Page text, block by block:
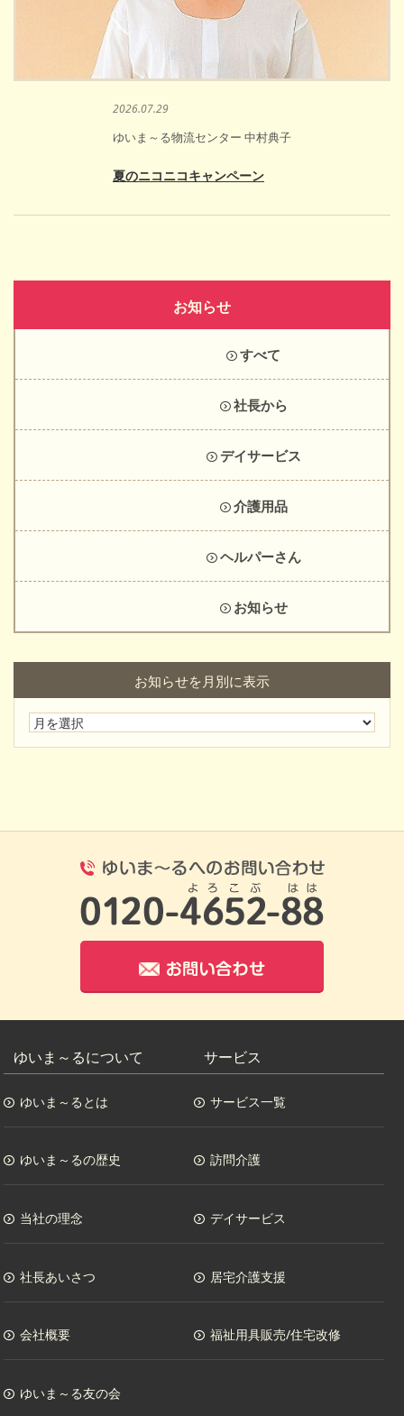
お知らせ
すべて
社長から
デイサービス
介護用品
ヘルパーさん
お知らせ
お知らせを月別に表示
2026.07.29
ゆいま～る物流センター 中村典子
夏のニコニコキャンペーン
0120-4652-
ゆいま～るについて
ゆいま～るとは
ゆいま～るの歴史
当社の理念
社長あいさつ
会社概要
ゆいま～る友の会
サービス
サービス一覧
訪問介護
デイサービス
居宅介護支援
福祉用具販売/住宅改修